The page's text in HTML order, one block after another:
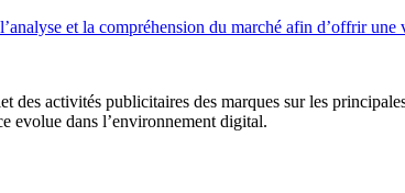
et la compréhension du marché afin d’offrir
des activités publicitaires des marques sur les
evolue dans l’environnement digital.